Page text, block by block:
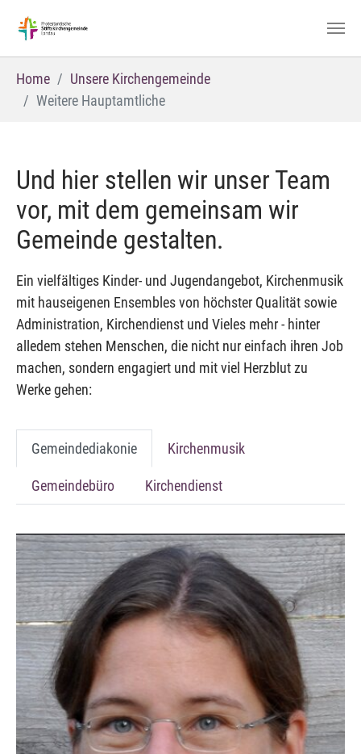
Home
Unsere Kirchengemeinde
Weitere Hauptamtliche
Und hier stellen wir unser Team
vor, mit dem gemeinsam wir
Gemeinde gestalten.
Ein vielfältiges Kinder- und Jugendangebot, Kirchenmusik
mit hauseigenen Ensembles von höchster Qualität sowie
Administration, Kirchendienst und Vieles mehr - hinter
alledem stehen Menschen, die nicht nur einfach ihren Job
machen, sondern engagiert und mit viel Herzblut zu
Werke gehen:
Gemeindediakonie Kirchenmusik
Gemeindebüro Kirchendienst